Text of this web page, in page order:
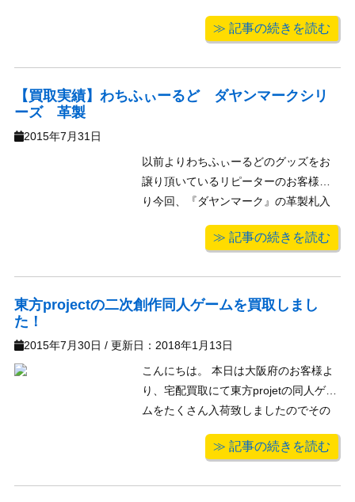
Lucky Chanceをもう一度 空想Kiss 元気
き ないものねだりの ...
≫ 記事の続きを読む
【買取実績】わちふぃーるど ダヤンマークシリ
ーズ 革製
2015年7月31日
以前よりわちふぃーるどのグッズをお
譲り頂いているリピーターのお客様よ
り今回、『ダヤンマーク』の革製札入
した！どれも未使用品でダグまでしっ
い♪テカテカのつやつやです。二つ折り
小銭入れは内側に別生地の柄付きとク
≫ 記事の続きを読む
東方projectの二次創作同人ゲームを買取しまし
た！
2015年7月30日 / 更新日： 2018年1月13日
こんにちは。 本日は大阪府のお客様よ
り、宅配買取にて東方projetの同人ゲー
ムをたくさん入荷致しましたのでその
させて頂きます。 みんな大好き東方
では数えきれないほどのゲームが販売
≫ 記事の続きを読む